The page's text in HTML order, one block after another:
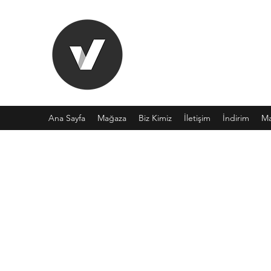
Ana Sayfa Mağaza Biz Kimiz İletişim İndirim